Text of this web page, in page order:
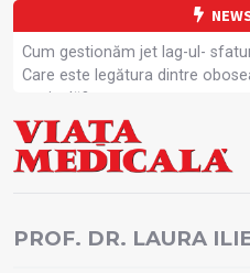
Cum gestionăm jet lag-ul-
Care este legătura dintre
caniculă?
Campanie de prevenție
Un nou studiu pentru testarea
tulpinei Bundibugyo a virusului
Cartea electronică de identitate,
PROF. DR. LAURA